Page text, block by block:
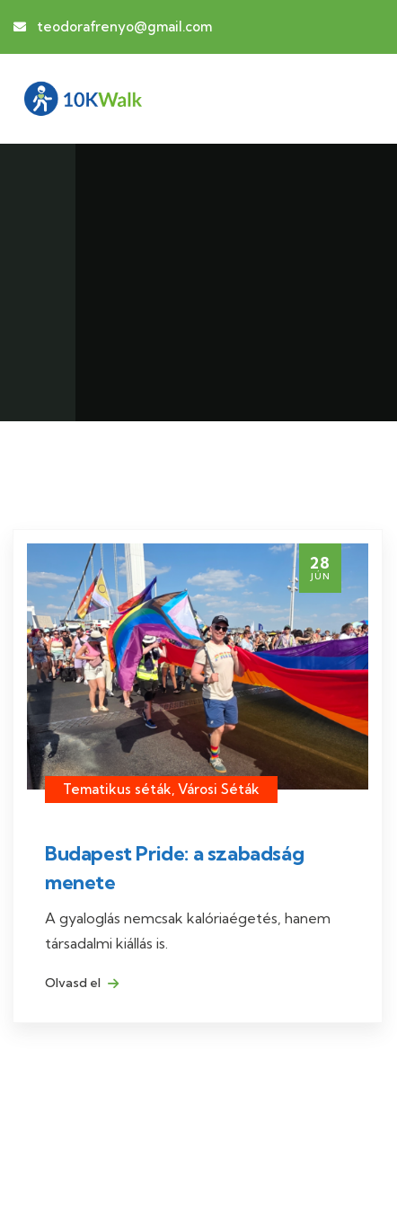
teodorafrenyo@gmail.com
28
JÚN
Tematikus séták, Városi Séták
Budapest Pride: a szabadság
menete
A gyaloglás nemcsak kalóriaégetés, hanem
társadalmi kiállás is.
Olvasd el